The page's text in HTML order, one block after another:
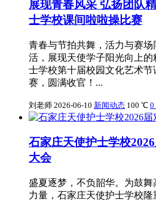
展现青春风采 弘扬团队
士学校课间啦啦操比赛
青春与节拍共舞，活力与赛
活，展现天使学子阳光向上
士学校第十届校园文化艺术
赛，圆满收官！...
刘老师 2026-06-10 新闻动态 100 ℃ 0
石家庄天使护士学校
大会
盛夏逐梦，不负韶华。为鼓
力量，石家庄天使护士学校